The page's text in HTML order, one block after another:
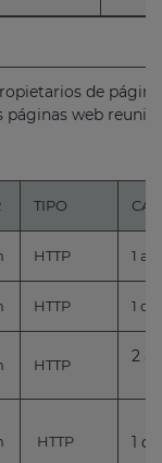
de
web
TIPO
HTTP 1
HTTP 1 día
HTTP 2
HTTP 1